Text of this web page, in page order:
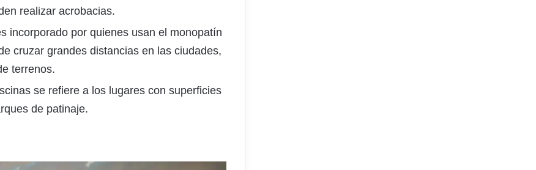
realizar acrobacias.
incorporado por quienes usan el monopatín
cruzar grandes distancias en las ciudades,
terrenos.
se refiere a los lugares con superficies
de patinaje.